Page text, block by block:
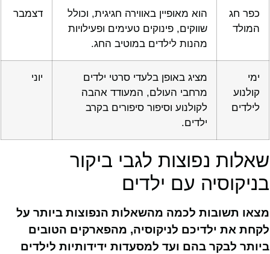
כפר חג
המולד
הוא מאופיין באווירה חגיגית, וכולל
שווקים, פינוקים טעימים ופעילויות
מהנות לילדים במוטיב החג.
דצמבר
ימי
קולנוע
לילדים
מציג באופן בלעדי סרטי ילדים
מרחבי העולם, המעודד אהבה
לקולנוע וסיפור סיפורים בקרב
ילדים.
יוני
שאלות נפוצות לגבי ביקור
בניקוסיה עם ילדים
מצאו תשובות לכמה מהשאלות הנפוצות ביותר על
לקחת את ילדיכם לניקוסיה, מהפארקים הטובים
ביותר לבקר בהם ועד למסעדות ידידותיות לילדים